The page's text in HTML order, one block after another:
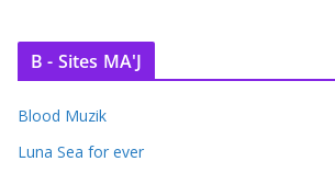
B - Sites MA'J
Blood Muzik
Luna Sea for ever